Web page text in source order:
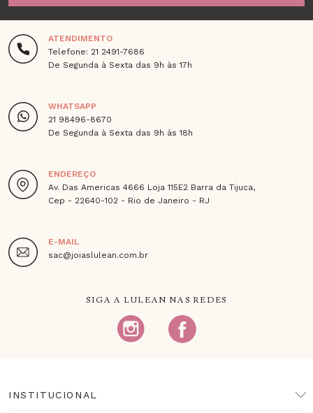
ATENDIMENTO
Telefone: 21 2491-7686
De Segunda à Sexta das 9h às 17h
WHATSAPP
21 98496-8670
De Segunda à Sexta das 9h às 18h
ENDEREÇO
Av. Das Americas 4666 Loja 115E2 Barra da Tijuca,
Cep - 22640-102 - Rio de Janeiro - RJ
E-MAIL
sac@joiaslulean.com.br
SIGA A LULEAN NAS REDES
INSTITUCIONAL